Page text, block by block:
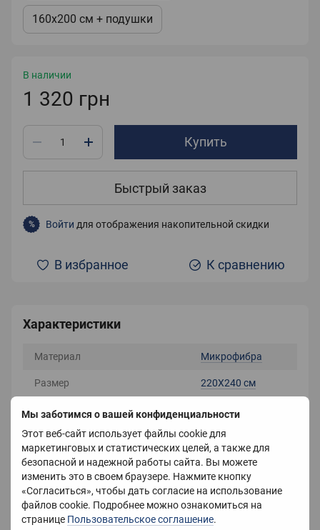
Мы заботимся о вашей конфиденциальности
Этот веб-сайт использует файлы cookie для
маркетинговых и статистических целей, а также для
безопасной и надежной работы сайта. Вы можете
изменить это в своем браузере. Нажмите кнопку
«Согласиться», чтобы дать согласие на использование
файлов cookie. Подробнее можно ознакомиться на
странице Пользовательское соглашение.
160x200 см + подушки
В наличии
1 320 грн
Купить
Быстрый заказ
% Войти для отображения накопительной скидки
В избранное К сравнению
Характеристики
Материал Микрофибра
Размер 220X240 см
Цвет
Вес 2000 г
Страна-производитель Украина
Описание